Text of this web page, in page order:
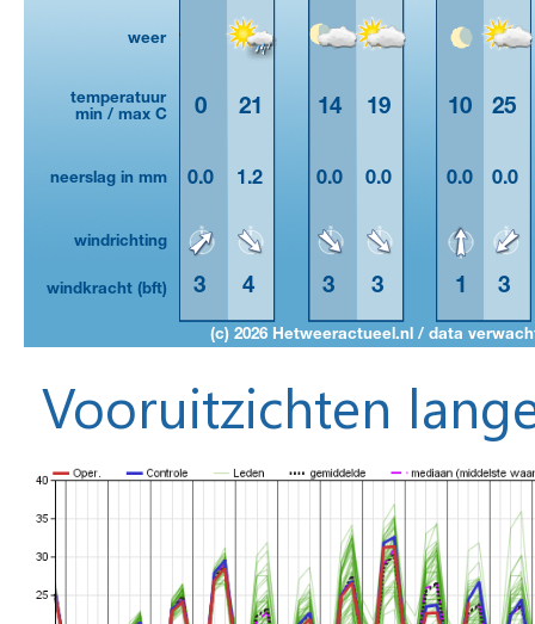
Vooruitzichten